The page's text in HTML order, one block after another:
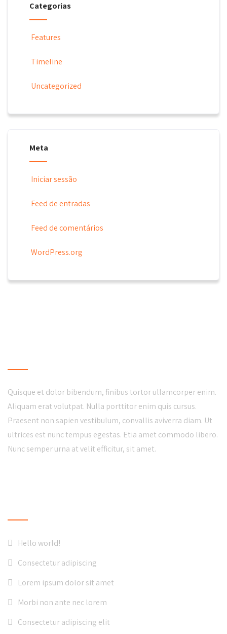
Categorias
Features
Timeline
Uncategorized
Meta
Iniciar sessão
Feed de entradas
Feed de comentários
WordPress.org
Quisque et dolor bibendum, finibus tortor ullamcorper enim.
Aliquam erat volutpat. Nulla porttitor enim quis cursus.
Praesent non sapien vestibulum, convallis aviverra diam. Ut
ultrices est nunc tempus egestas. Etia amet commodo libero.
Nunc semper urna at velit efficitur, sit amet.
Hello world!
Consectetur adipiscing
Lorem ipsum dolor sit amet
Morbi non ante nec lorem
Consectetur adipiscing elit